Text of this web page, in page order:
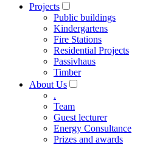
Projects
Public buildings
Kindergartens
Fire Stations
Residential Projects
Passivhaus
Timber
About Us
.
Team
Guest lecturer
Energy Consultance
Prizes and awards